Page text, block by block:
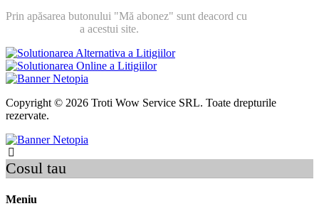
Prin apăsarea butonului "Mă abonez" sunt deacord cu
a acestui site.
Copyright © 2026 Troti Wow Service SRL. Toate drepturile
rezervate.
Cosul tau
Meniu